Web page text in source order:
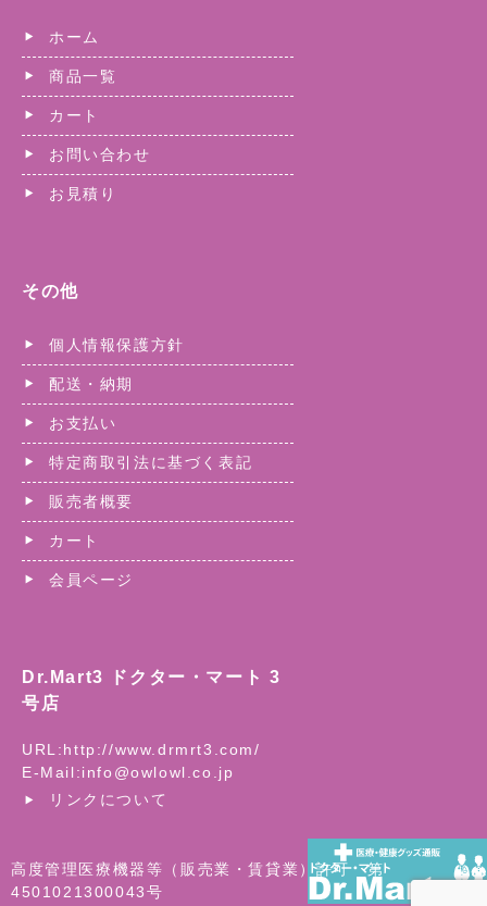
ホーム
商品一覧
カート
お問い合わせ
お見積り
その他
個人情報保護方針
配送・納期
お支払い
特定商取引法に基づく表記
販売者概要
カート
会員ページ
Dr.Mart3 ドクター・マート 3
号店
URL:http://www.drmrt3.com/
E-Mail:info@owlowl.co.jp
リンクについて
高度管理医療機器等（販売業・賃貸業）許可 第
4501021300043号